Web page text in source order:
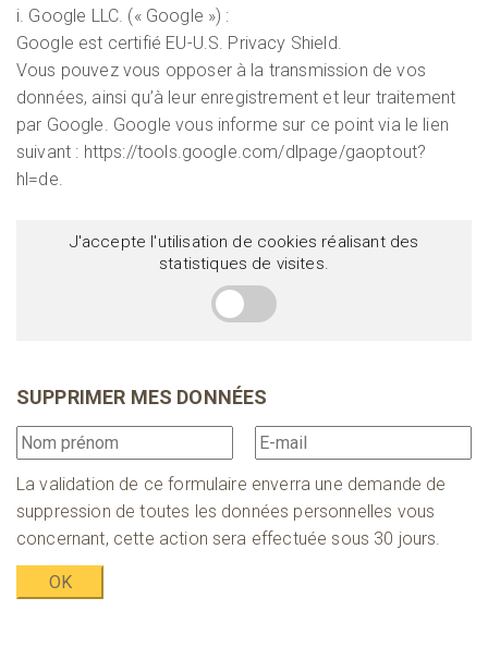
i. Google LLC. (« Google ») :
Google est certifié EU-U.S. Privacy Shield.
Vous pouvez vous opposer à la transmission de vos
données, ainsi qu’à leur enregistrement et leur traitement
par Google. Google vous informe sur ce point via le lien
suivant : https://tools.google.com/dlpage/gaoptout?
hl=de.
J'accepte l'utilisation de cookies réalisant des
statistiques de visites.
SUPPRIMER MES DONNÉES
La validation de ce formulaire enverra une demande de
suppression de toutes les données personnelles vous
concernant, cette action sera effectuée sous 30 jours.